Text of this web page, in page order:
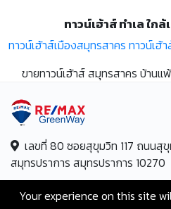
ทาวน์เฮ้าส์ ทำเล ใก
ทาวน์เฮ้าส์เมืองสมุทรสาคร ทาวน์เฮ้
ขายทาวน์เฮ้าส์ สมุทรสาคร บ้านแ
เลขที่ 80 ซอยสุขุมวิท 117 ถนนสุ
สมุทรปราการ สมุทรปราการ 10270
Hotline:+66-2-840-2224,
Your experience on this site